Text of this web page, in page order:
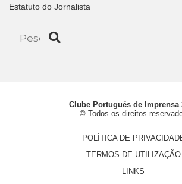
Estatuto do Jornalista
Clube Português de Imprensa
© Todos os direitos
POLÍTICA DE
TERMOS DE UTILIZAÇÃO
LINKS